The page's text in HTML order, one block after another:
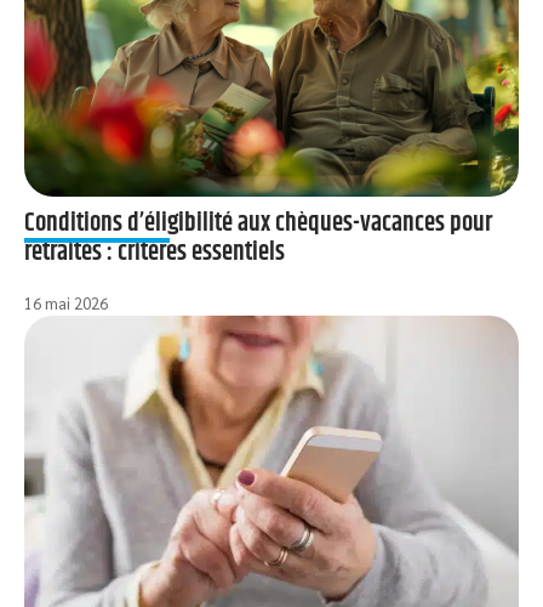
Conditions d’éligibilité aux chèques-vacances pour
retraités : critères essentiels
16 mai 2026